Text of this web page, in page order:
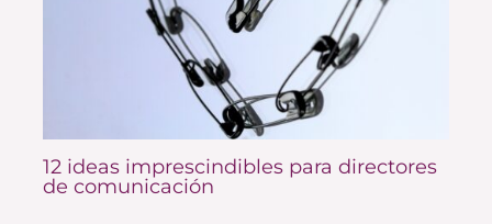
12 ideas imprescindibles para directores
de comunicación